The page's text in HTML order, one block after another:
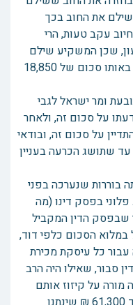
את החוב בכך
עקב טעות, הרי
שכן המשקיע שילם
את כל התשלומים לפי דעתו, וממילא באותו סכום של 18,850
ומר ישראל לגבי
על סכום זה, ולאחר
על סכום זה, ובודאי
שתושג הכרעה בעניין
בוררות שנערכה בפני
בפסק דינו (מה
שבפסק הדין המקביל
במלוא הסכום כלפי דוד,
עבור כל עיסקת מכירת
סבור, שאילו היה הרב
מורה על קיזוז אותם